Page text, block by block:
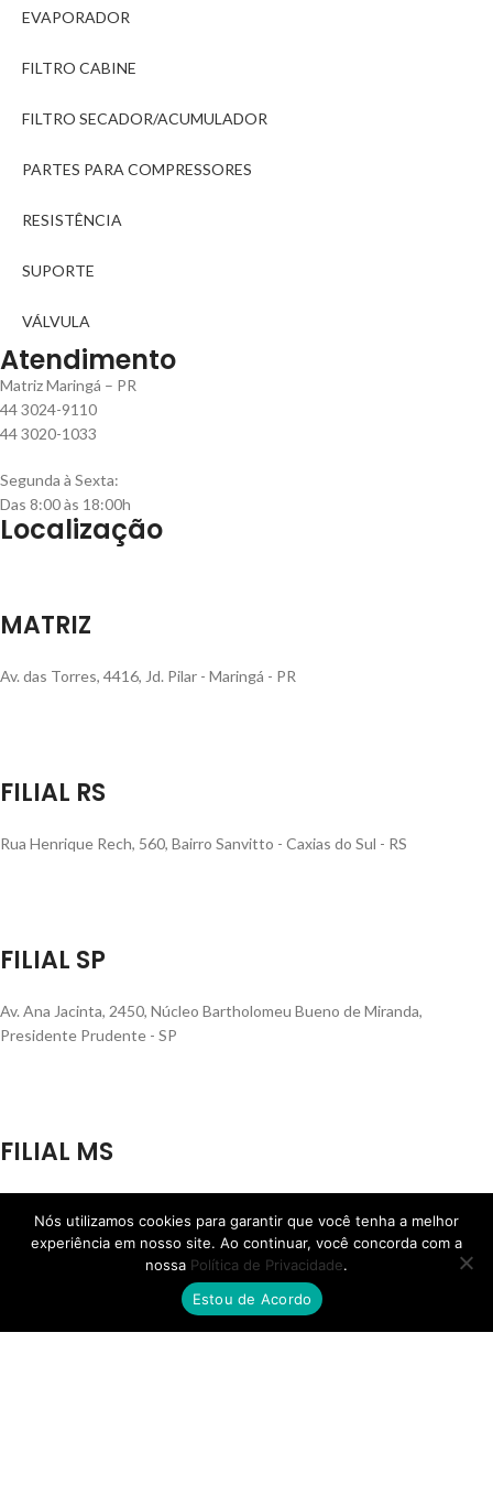
EVAPORADOR
FILTRO CABINE
FILTRO SECADOR/ACUMULADOR
PARTES PARA COMPRESSORES
RESISTÊNCIA
SUPORTE
VÁLVULA
Atendimento
Matriz Maringá – PR
44 3024-9110
44 3020-1033
Segunda à Sexta:
Das 8:00 às 18:00h
Localização
MATRIZ
Av. das Torres, 4416, Jd. Pilar - Maringá - PR
FILIAL RS
Rua Henrique Rech, 560, Bairro Sanvitto - Caxias do Sul - RS
FILIAL SP
Av. Ana Jacinta, 2450, Núcleo Bartholomeu Bueno de Miranda,
Presidente Prudente - SP
FILIAL MS
© Skafer 2025 – Todos os direitos reservados.
Nós utilizamos cookies para garantir que você tenha a melhor
experiência em nosso site. Ao continuar, você concorda com a
nossa Política de Privacidade.
Estou de Acordo